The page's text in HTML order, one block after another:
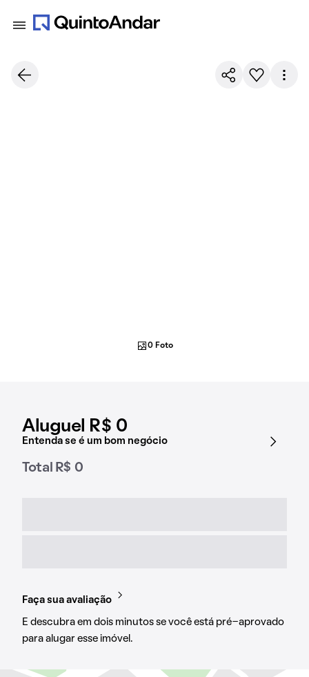
Aluguel R$ 0
Entenda se é um bom negócio
Total R$ 0
Faça sua avaliação
E descubra em dois minutos se você está pré-aprovado
para alugar esse imóvel.
0 Foto